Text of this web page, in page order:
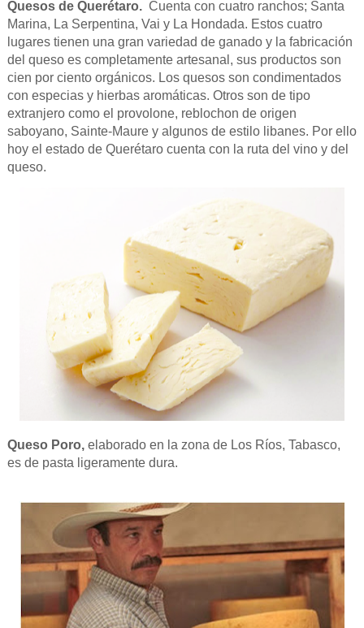
Quesos de Querétaro. Cuenta con cuatro ranchos; Santa
Marina, La Serpentina, Vai y La Hondada. Estos cuatro
lugares tienen una gran variedad de ganado y la fabricación
del queso es completamente artesanal, sus productos son
cien por ciento orgánicos. Los quesos son condimentados
con especias y hierbas aromáticas. Otros son de tipo
extranjero como el provolone, reblochon de origen
saboyano, Sainte-Maure y algunos de estilo libanes. Por ello
hoy el estado de Querétaro cuenta con la ruta del vino y del
queso.
Queso Poro,elaborado en la zona de Los Ríos, Tabasco,
es de pasta ligeramente dura.